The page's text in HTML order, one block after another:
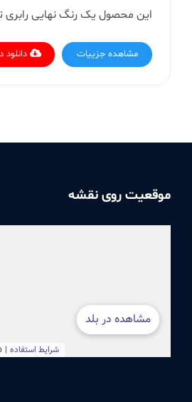
این محصول یک رنگ نهایی رابری
مشاهده جزییات
موقعیت روی نقشه